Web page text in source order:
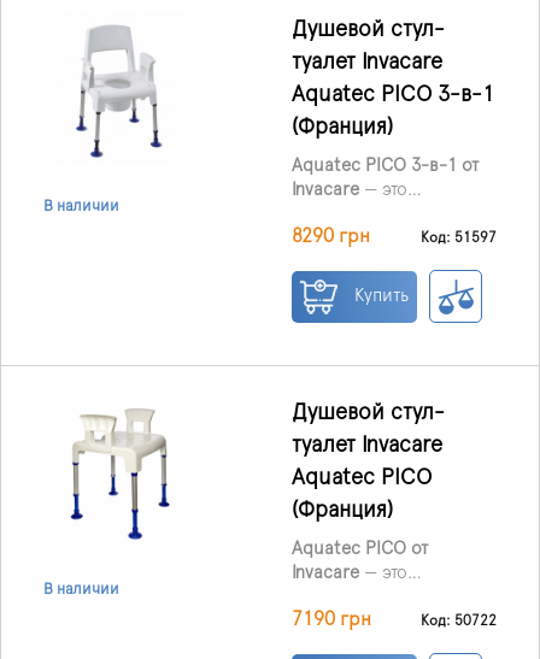
В наличии
Душевой стул-
туалет Invacare
Aquatec PICO 3-в-1
(Франция)
Aquatec PICO 3-в-1 от
Invacare — это
модульный стул,
использовать как
душевой стул,
коррозионностойкой
конструкции, высокой
грузоподъемности до
160 кг и простоте
настройки он
обеспечивает
надежность, комфорт и
безопасность в
использовании.
8290 грн Код: 51597
Купить
В наличии
Душевой стул-
туалет Invacare
Aquatec PICO
(Франция)
Aquatec PICO от
Invacare — это
модульный душевой
7190 грн Код: 50722